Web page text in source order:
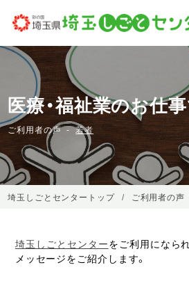
医療・福祉業のお仕
ご利用者の声 若者
埼玉しごとセンタートップ ご利用者の声
埼玉しごとセンターをご利用になら
メッセージをご紹介します。